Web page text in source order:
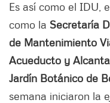
Es así como el IDU,
como la Secretaría
de Mantenimiento
Acueducto y
Jardín Botánico de
semana iniciaron la